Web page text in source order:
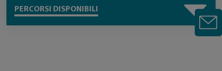
PERCORSI DISPONIBILI